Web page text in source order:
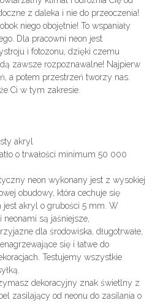
z daleka i nie do przeoczenia!
niego obojętnie! To wspaniały
Dla pracowni neon jest
i fotozonu, dzięki czemu
zawsze rozpoznawalne! Najpierw
a potem przestrzeń tworzy nas.
Ci w tym zakresie.
akryl
o trwałości minimum 50 000
neon wykonany jest z wysokiej
obudowy, która cechuje się
jest akryl o grubości 5 mm. W
są jaśniejsze,
dla środowiska, długotrwałe,
się i łatwe do
Testujemy wszystkie
dekoracyjny znak świetlny z
zasilający od neonu do zasilania o